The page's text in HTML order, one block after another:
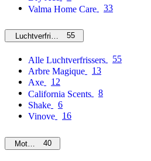
Valma Home Care
33
Luchtverfrissers55
Alle Luchtverfrissers
55
Arbre Magique
13
Axe
12
California Scents
8
Shake
6
Vinove
16
Motorolie40